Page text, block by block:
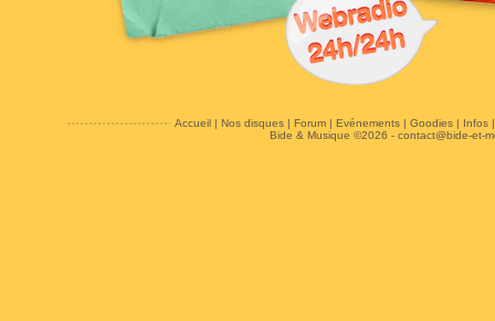
Accueil| Nos disques| Forum| Evénements| Goodies| Infos
Bide & Musique ©2026 - contact@bide-et-